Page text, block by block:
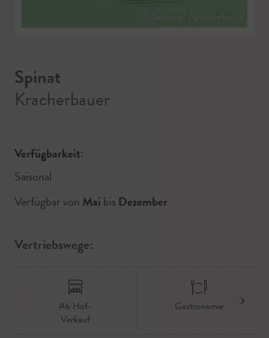
© Salzburger Agrar Marketing
Spinat
Kracherbauer
Verfügbarkeit:
Saisonal
Verfügbar von Mai bis Dezember
Vertriebswege:
Ab Hof-
Verkauf
Gastronomie